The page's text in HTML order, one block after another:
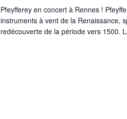
Pfeyfferey en concert à Rennes !
instruments à vent de la Renaissance,
redécouverte de la période vers 1500.